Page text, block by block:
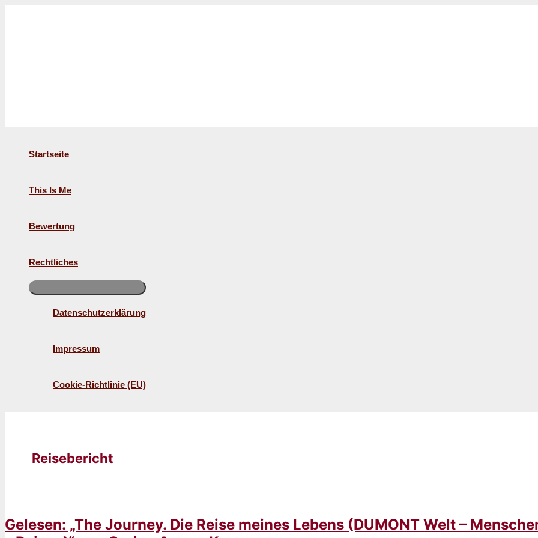
Startseite
This Is Me
Bewertung
Rechtliches
Datenschutzerklärung
Impressum
Cookie-Richtlinie (EU)
Reisebericht
Gelesen: „The Journey. Die Reise meines Lebens (DUMONT Welt –